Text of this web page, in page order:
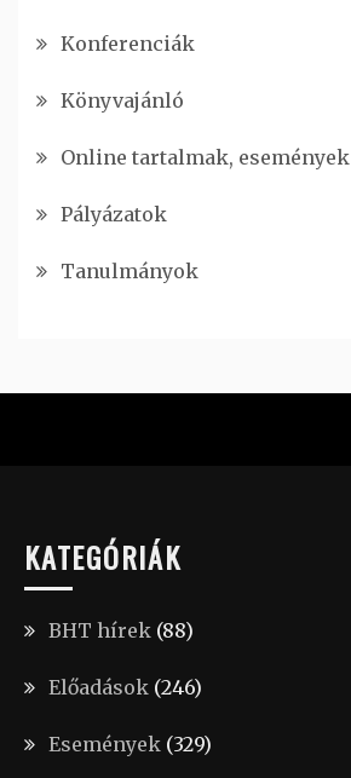
Konferenciák
Könyvajánló
Online tartalmak, események
Pályázatok
Tanulmányok
KATEGÓRIÁK
BHT hírek (88)
Előadások (246)
Események (329)